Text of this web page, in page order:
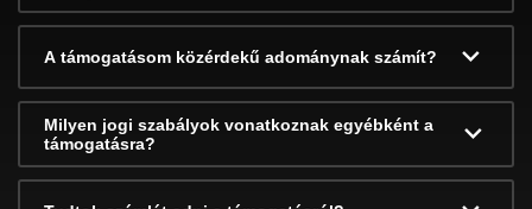
A támogatásom közérdekű adománynak számít?
Milyen jogi szabályok vonatkoznak egyébként a
támogatásra?